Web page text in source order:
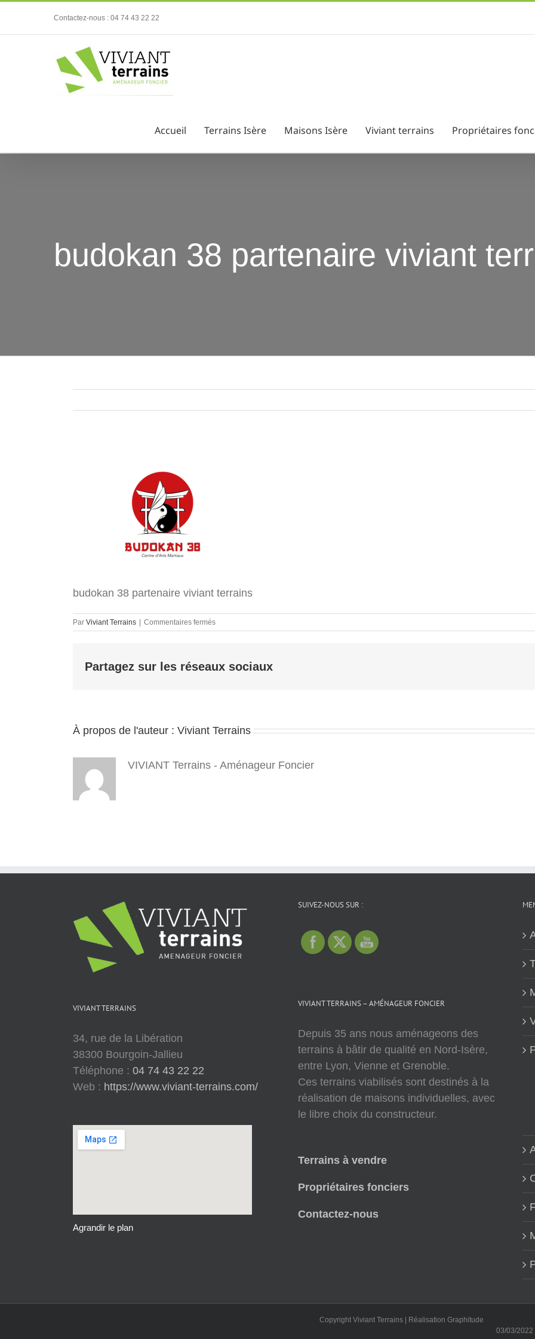
Contactez-nous : 04 74 43 22 22
Accueil Terrains Isère Maisons Isère Viviant terrains Propriétaires
budokan 38 partenaire viviant
budokan 38 partenaire viviant terrains
Par Viviant Terrains Commentaires ferméssur
budokan
viviant
Partagez sur les réseaux sociaux
À propos de l'auteur : Viviant Terrains
VIVIANT Terrains - Aménageur Foncier
VIVIANT TERRAINS
34, rue de la Libération
38300 Bourgoin-Jallieu
Téléphone : 04 74 43 22 22
Web : https://www.viviant-terrains.com/
Agrandir le plan
SUIVEZ-NOUS SUR :
VIVIANT TERRAINS – AMÉNAGEUR FONCIER
Depuis 35 ans nous aménageons des
terrains à bâtir de qualité en Nord-Isère,
entre Lyon, Vienne et Grenoble.
Ces terrains viabilisés sont destinés à la
réalisation de maisons individuelles, avec
le libre choix du constructeur.
Terrains à vendre
Propriétaires fonciers
Contactez-nous
Copyright Viviant Terrains | Réalisation Graphitude
03/03/2022 :